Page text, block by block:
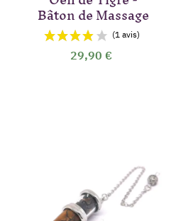
Bâton de Massage
29,90 €